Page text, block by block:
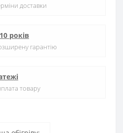
доставки
років
гарантію
товару